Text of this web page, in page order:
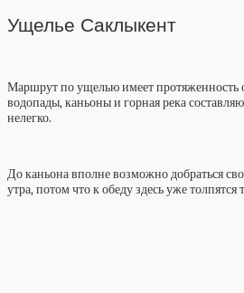
Ущелье Саклыкент
Маршрут по ущелью имеет протяженность
водопады, каньоны и горная река
нелегко.
До каньона вполне возможно добраться
утра, потом что к обеду здесь уже толпятся